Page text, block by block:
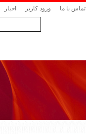
اخبار ورود کاربر تماس با ما